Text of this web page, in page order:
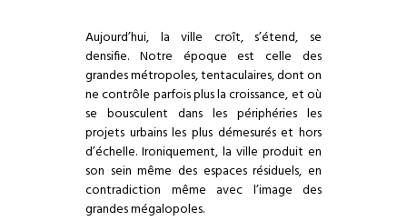
Aujourd’hui, la ville croît, s’étend, se
densifie. Notre époque est celle des
grandes métropoles, tentaculaires, dont on
ne contrôle parfois plus la croissance, et où
se bousculent dans les périphéries les
projets urbains les plus démesurés et hors
d’échelle. Ironiquement, la ville produit en
son sein même des espaces résiduels, en
contradiction même avec l’image des
grandes mégalopoles.